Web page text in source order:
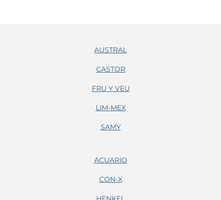
AUSTRAL
CASTOR
FRU Y VEU
LIM-MEX
SAMY
ACUARIO
CON-X